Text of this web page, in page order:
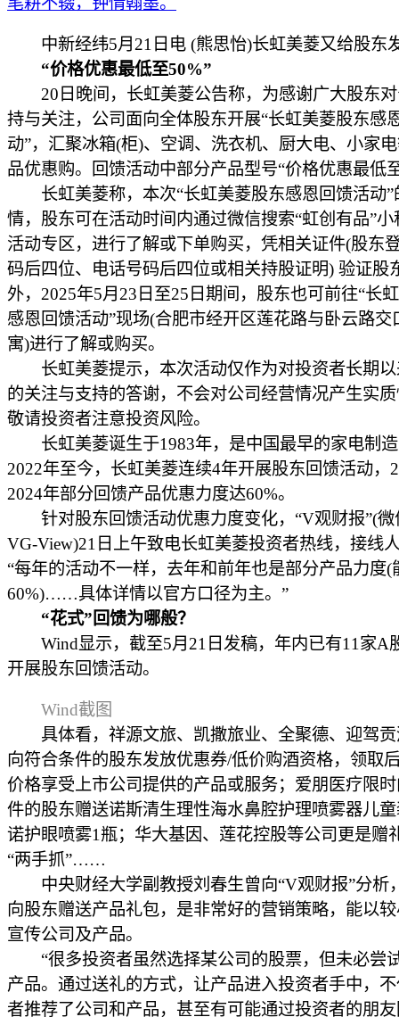
中新经纬5月21日电 (熊思怡)长虹美菱又给股东
“价格优惠最低至50%”
20日晚间，长虹美菱公告称，为感谢广大股东对
持与关注，公司面向全体股东开展“长虹美菱股东感
动”，汇聚冰箱(柜)、空调、洗衣机、厨大电、小家
品优惠购。回馈活动中部分产品型号“价格优惠最低
长虹美菱称，本次“长虹美菱股东感恩回馈活动”
情，股东可在活动时间内通过微信搜索“虹创有品”小
活动专区，进行了解或下单购买，凭相关证件(股东
码后四位、电话号码后四位或相关持股证明) 验证股
外，2025年5月23日至25日期间，股东也可前往“长
感恩回馈活动”现场(合肥市经开区莲花路与卧云路交
寓)进行了解或购买。
长虹美菱提示，本次活动仅作为对投资者长期以
的关注与支持的答谢，不会对公司经营情况产生实
敬请投资者注意投资风险。
长虹美菱诞生于1983年，是中国最早的家电制
2022年至今，长虹美菱连续4年开展股东回馈活动，
2024年部分回馈产品优惠力度达60%。
针对股东回馈活动优惠力度变化，“V观财报”(微
VG-View)21日上午致电长虹美菱投资者热线，接线
“每年的活动不一样，去年和前年也是部分产品力度(
60%)……具体详情以官方口径为主。”
“花式”回馈为哪般？
Wind显示，截至5月21日发稿，年内已有11家A
开展股东回馈活动。
Wind截图
具体看，祥源文旅、凯撒旅业、全聚德、迎驾贡
向符合条件的股东发放优惠券/低价购酒资格，领取
价格享受上市公司提供的产品或服务；爱朋医疗限
件的股东赠送诺斯清生理性海水鼻腔护理喷雾器儿
诺护眼喷雾1瓶；华大基因、莲花控股等公司更是赠
“两手抓”……
中央财经大学副教授刘春生曾向“V观财报”分析
向股东赠送产品礼包，是非常好的营销策略，能以
宣传公司及产品。
“很多投资者虽然选择某公司的股票，但未必尝
产品。通过送礼的方式，让产品进入投资者手中，
者推荐了公司和产品，甚至有可能通过投资者的朋